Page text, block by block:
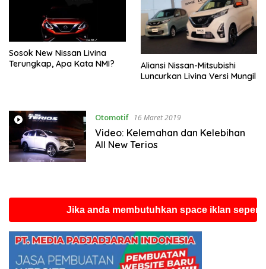
Sosok New Nissan Livina
Terungkap, Apa Kata NMI?
Aliansi Nissan-Mitsubishi
Luncurkan Livina Versi Mungil
Otomotif 16 Maret 2019
Video: Kelemahan dan Kelebihan
All New Terios
Jika anda membutuhkan space iklan seperti ini